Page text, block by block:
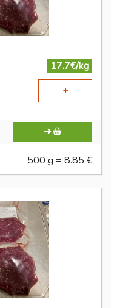
17.7€/kg
+
500 g = 8.85 €